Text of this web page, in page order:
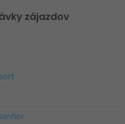
zájazdov